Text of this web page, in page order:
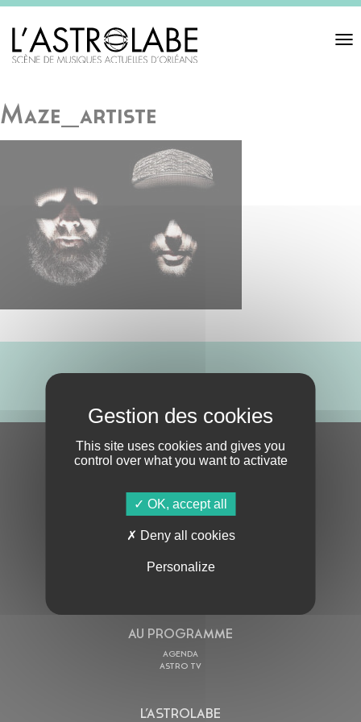
Toggle
Maze_artiste
S'ABONNER À LA NEWSLETTER
AU PROGRAMME
AGENDA
ASTRO TV
L’ASTROLABE
This site uses cookies and gives you
control over what you want to activate
OK, accept all
Deny all cookies
Personalize